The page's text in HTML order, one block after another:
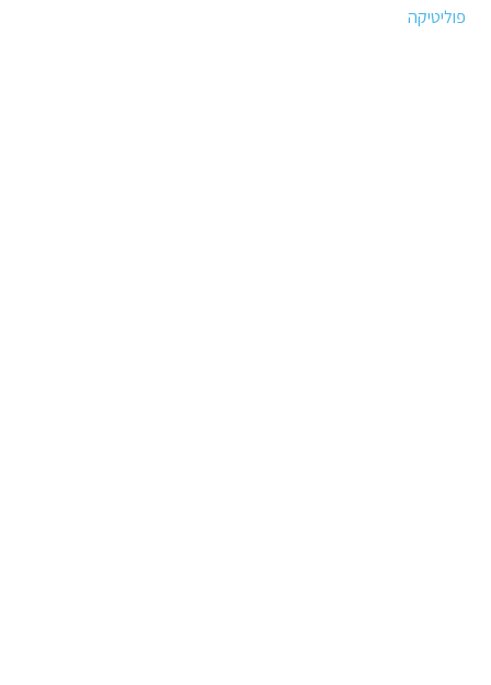
פוליטיקה